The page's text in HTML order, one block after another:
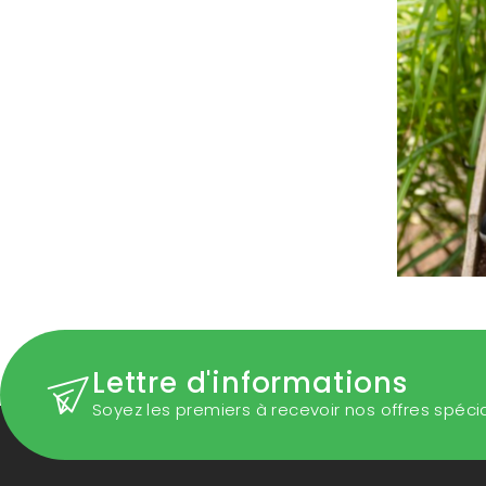
Lettre d'informations
Soyez les premiers à recevoir nos offres